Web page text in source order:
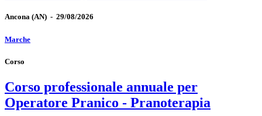
Ancona (AN) - 29/08/2026
Marche
Corso
Corso professionale annuale per
Operatore Pranico - Pranoterapia